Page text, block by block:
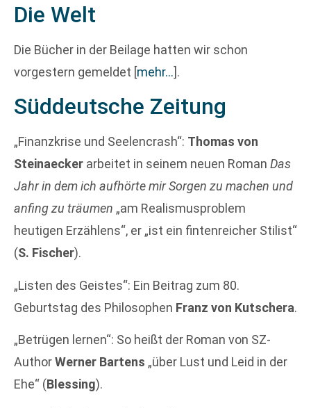
Die Welt
Die Bücher in der Beilage hatten wir schon
vorgestern gemeldet [mehr…].
Süddeutsche Zeitung
„Finanzkrise und Seelencrash“: Thomas von
Steinaecker arbeitet in seinem neuen Roman Das
Jahr in dem ich aufhörte mir Sorgen zu machen und
anfing zu träumen „am Realismusproblem
heutigen Erzählens“, er „ist ein fintenreicher Stilist“
(S. Fischer).
„Listen des Geistes“: Ein Beitrag zum 80.
Geburtstag des Philosophen Franz von Kutschera.
„Betrügen lernen“: So heißt der Roman von SZ-
AuthorWerner Bartens „über Lust und Leid in der
Ehe“ (Blessing).